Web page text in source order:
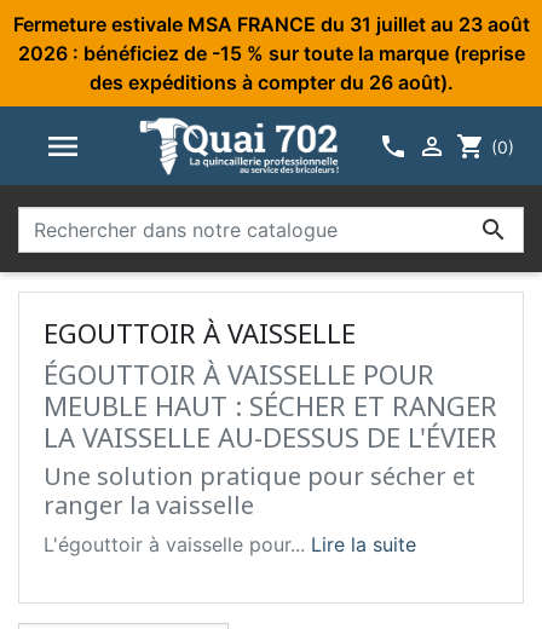
Fermeture estivale MSA FRANCE du 31 juillet au 23 août
2026 : bénéficiez de -15 % sur toute la marque (reprise
des expéditions à compter du 26 août).
   shopping_cart (0)

EGOUTTOIR À VAISSELLE
ÉGOUTTOIR À VAISSELLE POUR
MEUBLE HAUT : SÉCHER ET RANGER
LA VAISSELLE AU-DESSUS DE L'ÉVIER
Une solution pratique pour sécher et
ranger la vaisselle
L'égouttoir à vaisselle pour... Lire la suite